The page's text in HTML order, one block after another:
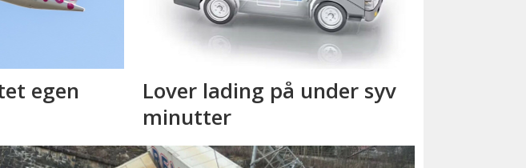
egen
Lover lading på under syv
minutter